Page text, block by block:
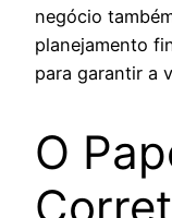
negócio
planejamento
para garantir a
O